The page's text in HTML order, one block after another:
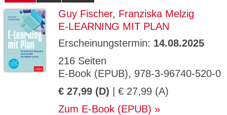
Guy Fischer, Franziska Melzig
E-LEARNING MIT PLAN
Erscheinungstermin: 14.08.2025
216 Seiten
E-Book (EPUB), 978-3-96740-520-0
€ 27,99 (D) | € 27,99 (A)
Zum E-Book (EPUB)